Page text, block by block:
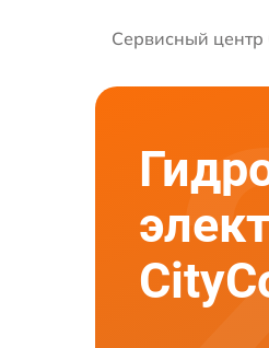
Сервисный центр